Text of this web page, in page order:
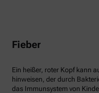
Fieber
Ein heißer, roter Kopf kann
hinweisen, der durch
das Immunsystem von